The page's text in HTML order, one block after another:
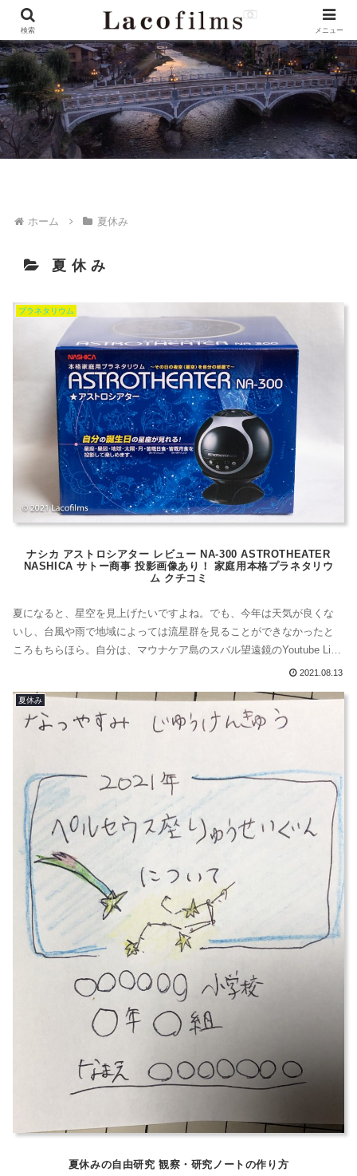
ホーム 夏休み
夏休み
プラネタリウム
ナシカ アストロシアター レビュー NA-300 ASTROTHEATER
NASHICA サトー商事 投影画像あり！ 家庭用本格プラネタリウ
ム クチコミ
夏になると、星空を見上げたいですよね。でも、今年は天気が良くな
いし、台風や雨で地域によっては流星群を見ることができなかったと
ころもちらほら。自分は、マウナケア島のスバル望遠鏡のYoutube Live
や日本各地で配信しているlive映像を見たり、流星電波観測を見たりし
ているものです。ASTROTHEATER NA-300ナシカ 本格家庭...
2021.08.13
夏休み
夏休みの自由研究 観察・研究ノートの作り方
検索 メニュー